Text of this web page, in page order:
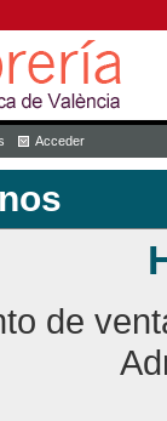
Acceder
de venta